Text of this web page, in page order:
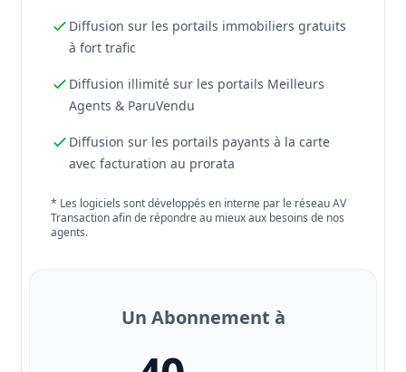
Diffusion sur les portails immobiliers gratuits
à fort trafic
Diffusion illimité sur les portails Meilleurs
Agents & ParuVendu
Diffusion sur les portails payants à la carte
avec facturation au prorata
* Les logiciels sont développés en interne par le réseau AV
Transaction afin de répondre au mieux aux besoins de nos
agents.
Un Abonnement à